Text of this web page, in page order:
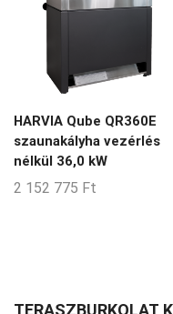
HARVIA Qube QR360E
szaunakályha vezérlés
nélkül 36,0 kW
2 152 775 Ft
TERASZBURKOLAT